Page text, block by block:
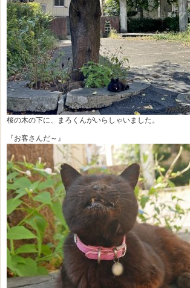
桜の木の下に、まろくんがいらしゃいました。
『お客さんだ～』